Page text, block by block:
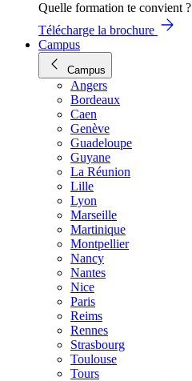
Quelle formation te convient ?
Télécharge la brochure
Campus
Campus
Angers
Bordeaux
Caen
Genève
Guadeloupe
Guyane
La Réunion
Lille
Lyon
Marseille
Martinique
Montpellier
Nancy
Nantes
Nice
Paris
Reims
Rennes
Strasbourg
Toulouse
Tours